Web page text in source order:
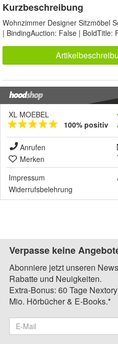
Kurzbeschreibung
Wohnzimmer Designer Sitzmöbel
| BindingAuction: False | BoldTitle:
XL MOEBEL
100% positiv
Anrufen
Merken
Impressum
Widerrufsbelehrung
Verpasse keine
Abonniere jetzt unseren
Rabatte und Neuigkeiten.
Extra-Bonus: 60 Tage
Mio. Hörbücher & E-Books.*